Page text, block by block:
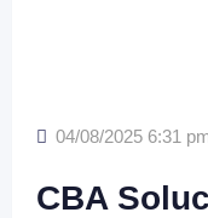
04/08/2025 6:31
CBA